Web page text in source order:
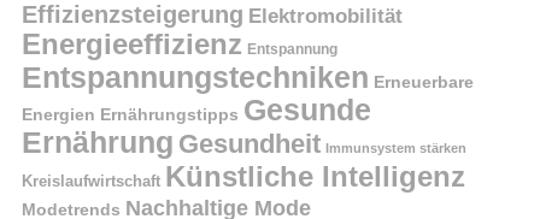
Effizienzsteigerung Elektromobilität
Energieeffizienz Entspannung
Entspannungstechniken Erneuerbare
Energien Ernährungstipps Gesunde
Ernährung Gesundheit Immunsystem stärken
Kreislaufwirtschaft Künstliche Intelligenz
Modetrends Nachhaltige Mode